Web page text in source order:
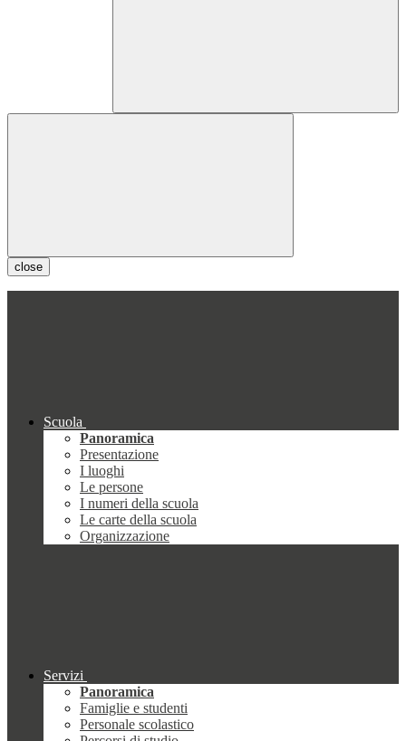
close
Scuola
Panoramica
Presentazione
I luoghi
Le persone
I numeri della scuola
Le carte della scuola
Organizzazione
Servizi
Panoramica
Famiglie e studenti
Personale scolastico